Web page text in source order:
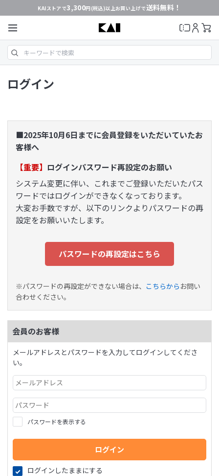
KAIストアで3,300円(税込)以上お買い上げで送料無料！
ログイン
■2025年10月6日までに会員登録をいただいていたお
客様へ
【重要】 ログインパスワード再設定のお願い
システム変更に伴い、これまでご登録いただいたパス
ワードではログインができなくなっております。
大変お手数ですが、以下のリンクよりパスワードの再
設定をお願いいたします。
パスワードの再設定はこちら
※パスワードの再設定ができない場合は、 こちらから お問い
合わせください。
会員のお客様
メールアドレスとパスワードを入力してログインしてくださ
い。
パスワードを表示する
ログインしたままにする